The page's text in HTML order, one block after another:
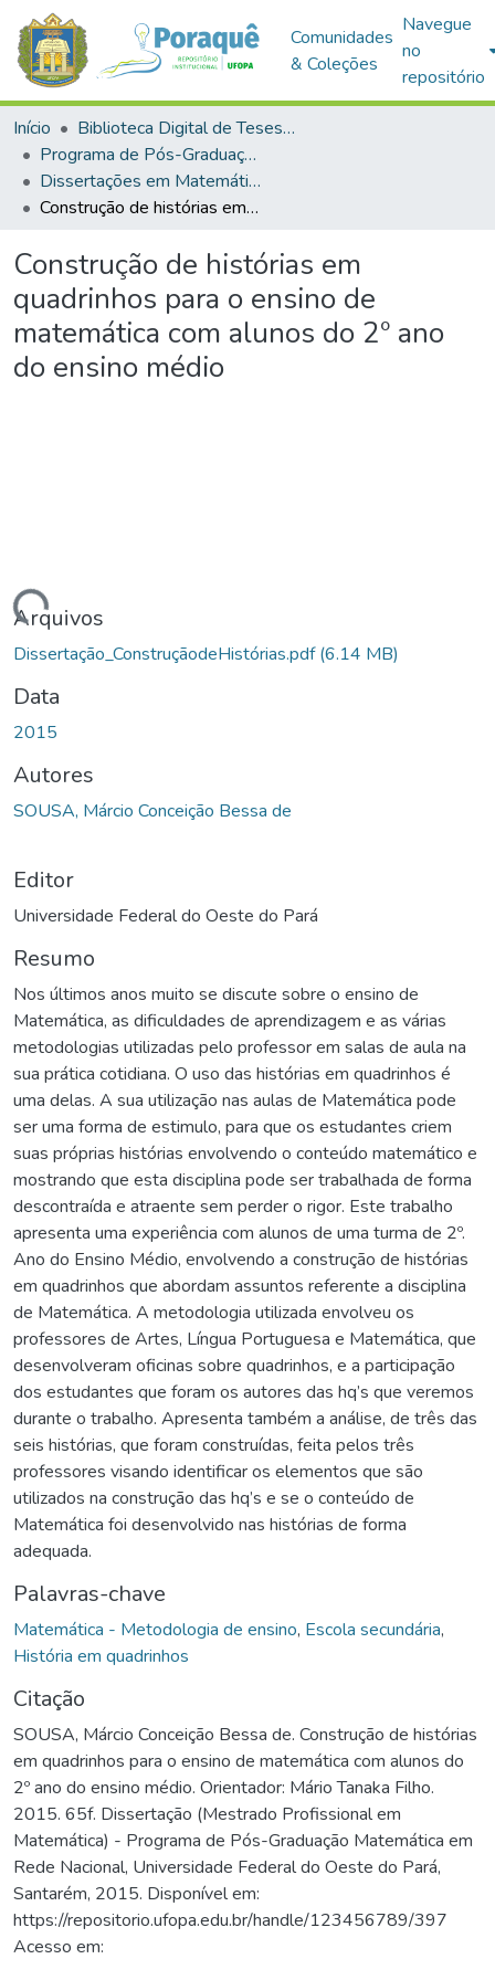
Comunidades
& Coleções
Navegue
no
repositório
Início
Biblioteca Digital de Teses e Dissertações (BDTD)
Programa de Pós-Graduação em Mestrado Profissional em Matemática em Rede Nacional (PROFMAT)
Dissertações em Matemática em Rede Nacional (Mestrado Profissional)
Construção de histórias em quadrinhos para o ensino de matemática com alunos do 2º ano do ensino médio
Construção de histórias em
quadrinhos para o ensino de
matemática com alunos do 2º ano
do ensino médio
Arquivos
Dissertação_ConstruçãodeHistórias.pdf(6.14 MB)
Data
2015
Autores
SOUSA, Márcio Conceição Bessa de
Editor
Universidade Federal do Oeste do Pará
Resumo
Nos últimos anos muito se discute sobre o ensino de
Matemática, as dificuldades de aprendizagem e as várias
metodologias utilizadas pelo professor em salas de aula na
sua prática cotidiana. O uso das histórias em quadrinhos é
uma delas. A sua utilização nas aulas de Matemática pode
ser uma forma de estimulo, para que os estudantes criem
suas próprias histórias envolvendo o conteúdo matemático e
mostrando que esta disciplina pode ser trabalhada de forma
descontraída e atraente sem perder o rigor. Este trabalho
apresenta uma experiência com alunos de uma turma de 2º.
Ano do Ensino Médio, envolvendo a construção de histórias
em quadrinhos que abordam assuntos referente a disciplina
de Matemática. A metodologia utilizada envolveu os
professores de Artes, Língua Portuguesa e Matemática, que
desenvolveram oficinas sobre quadrinhos, e a participação
dos estudantes que foram os autores das hq’s que veremos
durante o trabalho. Apresenta também a análise, de três das
seis histórias, que foram construídas, feita pelos três
professores visando identificar os elementos que são
utilizados na construção das hq’s e se o conteúdo de
Matemática foi desenvolvido nas histórias de forma
adequada.
Palavras-chave
Matemática - Metodologia de ensino, Escola secundária,
História em quadrinhos
Citação
SOUSA, Márcio Conceição Bessa de. Construção de histórias
em quadrinhos para o ensino de matemática com alunos do
2º ano do ensino médio. Orientador: Mário Tanaka Filho.
2015. 65f. Dissertação (Mestrado Profissional em
Matemática) - Programa de Pós-Graduação Matemática em
Rede Nacional, Universidade Federal do Oeste do Pará,
Santarém, 2015. Disponível em:
https://repositorio.ufopa.edu.br/handle/123456789/397
Acesso em: